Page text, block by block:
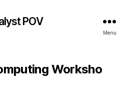
POV
Menu
Worksho